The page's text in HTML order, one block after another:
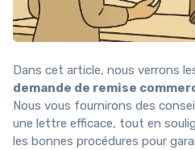
Dans cet article, nous verrons
demande de remise
Nous vous fournirons des
une lettre efficace, tout en
les bonnes procédures pour